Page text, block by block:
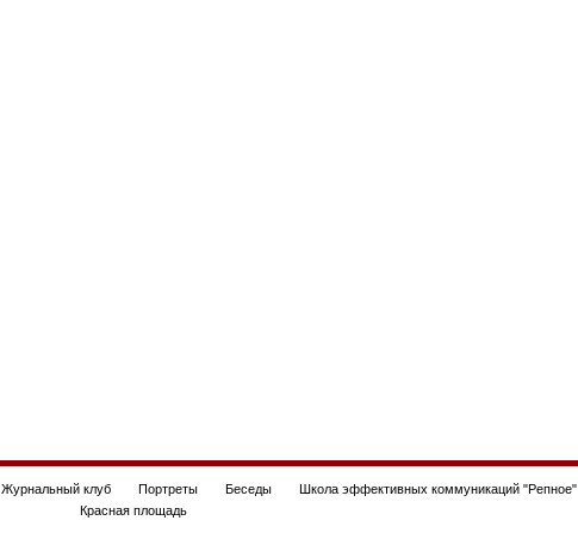
Журнальный клуб Портреты Беседы Школа эффективных коммуникаций "Репное"
Красная площадь